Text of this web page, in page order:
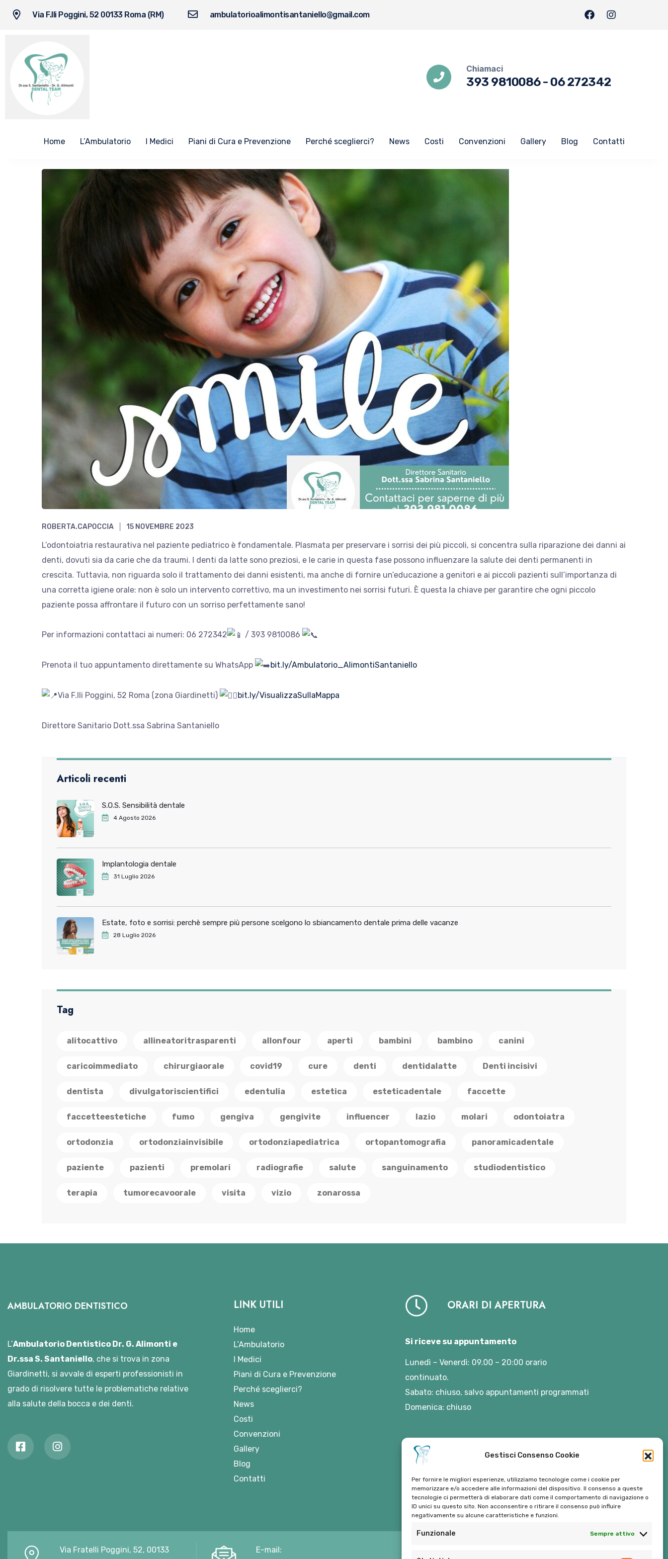
Gestisci Consenso Cookie
Per fornire le migliori esperienze, utilizziamo tecnologie come i cookie per
memorizzare e/o accedere alle informazioni del dispositivo. Il consenso a queste
tecnologie ci permetterà di elaborare dati come il comportamento di navigazione o
ID unici su questo sito. Non acconsentire o ritirare il consenso può influire
negativamente su alcune caratteristiche e funzioni.
Funzionale Sempre attivo
Via F.lli Poggini, 52 00133 Roma (RM) ambulatorioalimontisantaniello@gmail.com
Chiamaci
393 9810086- 06 272342
Home L’Ambulatorio I Medici Piani di Cura e Prevenzione Perché sceglierci? News Costi Convenzioni Gallery Blog Contatti
ROBERTA.CAPOCCIA 15 NOVEMBRE 2023
L’odontoiatria restaurativa nel paziente pediatrico è fondamentale. Plasmata per preservare i sorrisi dei più piccoli, si concentra sulla riparazione dei danni ai
denti, dovuti sia da carie che da traumi. I denti da latte sono preziosi, e le carie in questa fase possono influenzare la salute dei denti permanenti in
crescita. Tuttavia, non riguarda solo il trattamento dei danni esistenti, ma anche di fornire un’educazione a genitori e ai piccoli pazienti sull’importanza di
una corretta igiene orale: non è solo un intervento correttivo, ma un investimento nei sorrisi futuri. È questa la chiave per garantire che ogni piccolo
paziente possa affrontare il futuro con un sorriso perfettamente sano!
Per informazioni contattaci ai numeri: 06 272342 / 393 9810086
Prenota il tuo appuntamento direttamente su WhatsApp bit.ly/Ambulatorio_AlimontiSantaniello
Via F.lli Poggini, 52 Roma (zona Giardinetti) bit.ly/VisualizzaSullaMappa
Direttore Sanitario Dott.ssa Sabrina Santaniello
Articoli recenti
S.O.S. Sensibilità dentale
4 Agosto 2026
Implantologia dentale
31 Luglio 2026
Estate, foto e sorrisi: perchè sempre più persone scelgono lo sbiancamento dentale prima delle vacanze
28 Luglio 2026
Tag
alitocattivo allineatoritrasparenti allonfour aperti bambini bambino canini
caricoimmediato chirurgiaorale covid19 cure denti dentidalatte Denti incisivi
dentista divulgatoriscientifici edentulia estetica esteticadentale faccette
faccetteestetiche fumo gengiva gengivite influencer lazio molari odontoiatra
ortodonzia ortodonziainvisibile ortodonziapediatrica ortopantomografia panoramicadentale
paziente pazienti premolari radiografie salute sanguinamento studiodentistico
terapia tumorecavoorale visita vizio zonarossa
AMBULATORIO DENTISTICO
L’Ambulatorio Dentistico Dr. G. Alimonti e
Dr.ssa S. Santaniello, che si trova in zona
Giardinetti, si avvale di esperti professionisti in
grado di risolvere tutte le problematiche relative
alla salute della bocca e dei denti.
LINK UTILI
Home
L’Ambulatorio
I Medici
Piani di Cura e Prevenzione
Perché sceglierci?
News
Costi
Convenzioni
Gallery
Blog
Contatti
ORARI DI APERTURA
Si riceve su appuntamento
Lunedì – Venerdì: 09.00 – 20:00 orario
continuato.
Sabato: chiuso, salvo appuntamenti programmati
Domenica: chiuso
Via Fratelli Poggini, 52, 00133 E-mail: